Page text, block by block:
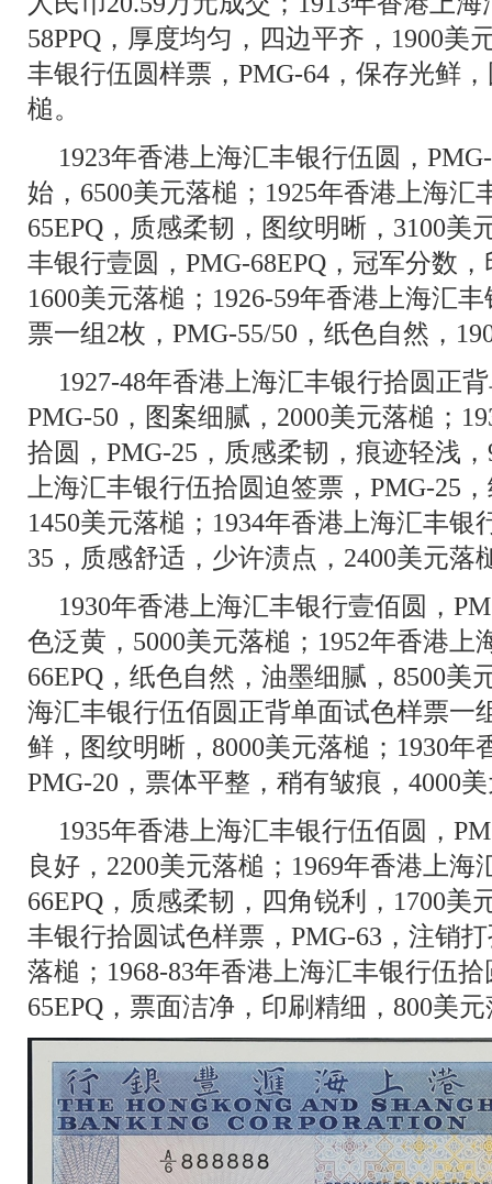
58PPQ，厚度均匀，四边平齐，1900美
丰银行伍圆样票，PMG-64，保存光鲜
槌。
1923年香港上海汇丰银行伍圆，
始，6500美元落槌；1925年香港上海汇
65EPQ，质感柔韧，图纹明晰，3100美
丰银行壹圆，PMG-68EPQ，冠军分数
1600美元落槌；1926-59年香港上海汇
票一组2枚，PMG-55/50，纸色自然，
1927-48年香港上海汇丰银行拾圆正
PMG-50，图案细腻，2000美元落槌；
拾圆，PMG-25，质感柔韧，痕迹轻浅
上海汇丰银行伍拾圆迫签票，PMG-25
1450美元落槌；1934年香港上海汇丰银
35，质感舒适，少许渍点，2400美元落
1930年香港上海汇丰银行壹佰圆，
色泛黄，5000美元落槌；1952年香港上
66EPQ，纸色自然，油墨细腻，8500美
海汇丰银行伍佰圆正背单面试色样票一
鲜，图纹明晰，8000美元落槌；1930
PMG-20，票体平整，稍有皱痕，4000
1935年香港上海汇丰银行伍佰圆，
良好，2200美元落槌；1969年香港上海
66EPQ，质感柔韧，四角锐利，1700美
丰银行拾圆试色样票，PMG-63，注销
落槌；1968-83年香港上海汇丰银行伍
65EPQ，票面洁净，印刷精细，800美